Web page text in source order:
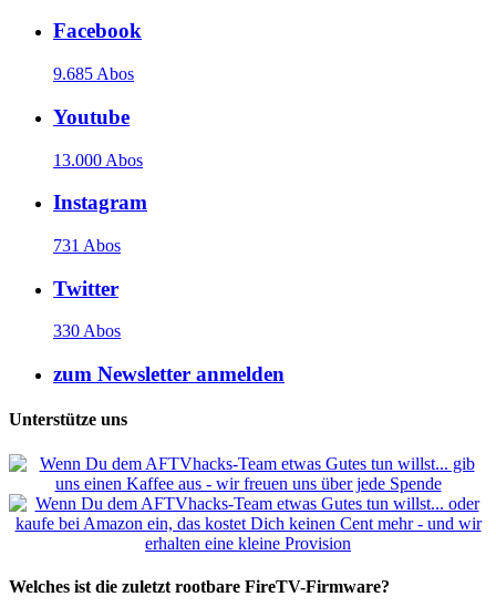
Facebook
9.685 Abos
Youtube
13.000 Abos
Instagram
731 Abos
Twitter
330 Abos
zum Newsletter anmelden
Unterstütze uns
Welches ist die zuletzt rootbare FireTV-Firmware?